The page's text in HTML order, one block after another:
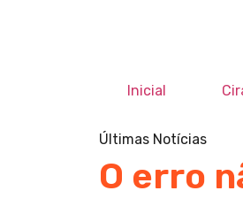
Inicial
Últimas Notícias
O erro